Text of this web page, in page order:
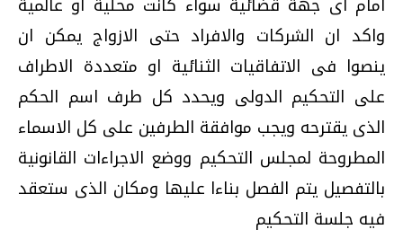
واكد ان الشركات والافراد حتى الازواج يمكن ان
ينصوا فى الاتفاقيات الثنائية او متعددة الاطراف
على التحكيم الدولى ويحدد كل طرف اسم الحكم
الذى يقترحه ويجب موافقة الطرفين على كل الاسماء
المطروحة لمجلس التحكيم ووضع الاجراءات القانونية
بالتفصيل يتم الفصل بناءا عليها ومكان الذى ستعقد
فيه جلسة التحكيم